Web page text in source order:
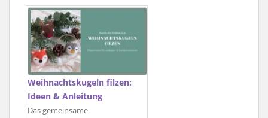
Weihnachtskugeln filzen:
Ideen & Anleitung
Das gemeinsame